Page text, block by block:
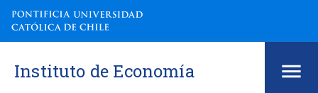
Instituto de Economía